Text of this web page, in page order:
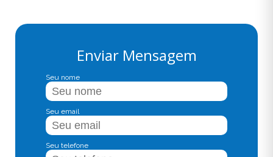
Enviar Mensagem
Seu nome
Seu email
Seu telefone